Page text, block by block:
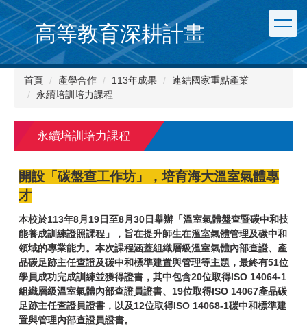
跳
到
主
要
內
高等教育深耕計畫
首頁 產學合作 113年成果
連結國家重點產業
永續培訓培力課程
永續培訓培力課程
開設「碳盤查工作坊」，培育海大溫室氣體專
才
本校於113年8月19日至8月30日舉辦「溫室氣體盤查暨碳中和技
能養成訓練證照課程」，旨在提升師生在溫室氣體管理及碳中和
領域的專業能力。本次課程涵蓋組織層級溫室氣體內部查證、產
品碳足跡主任查證及碳中和標準建置與管理等主題，最終有51位
學員成功完成訓練並獲得證書，其中包含20位取得ISO 14064-1
組織層級溫室氣體內部查證員證書、19位取得ISO 14067產品碳
足跡主任查證員證書，以及12位取得ISO 14068-1碳中和標準建
置與管理內部查證員證書。